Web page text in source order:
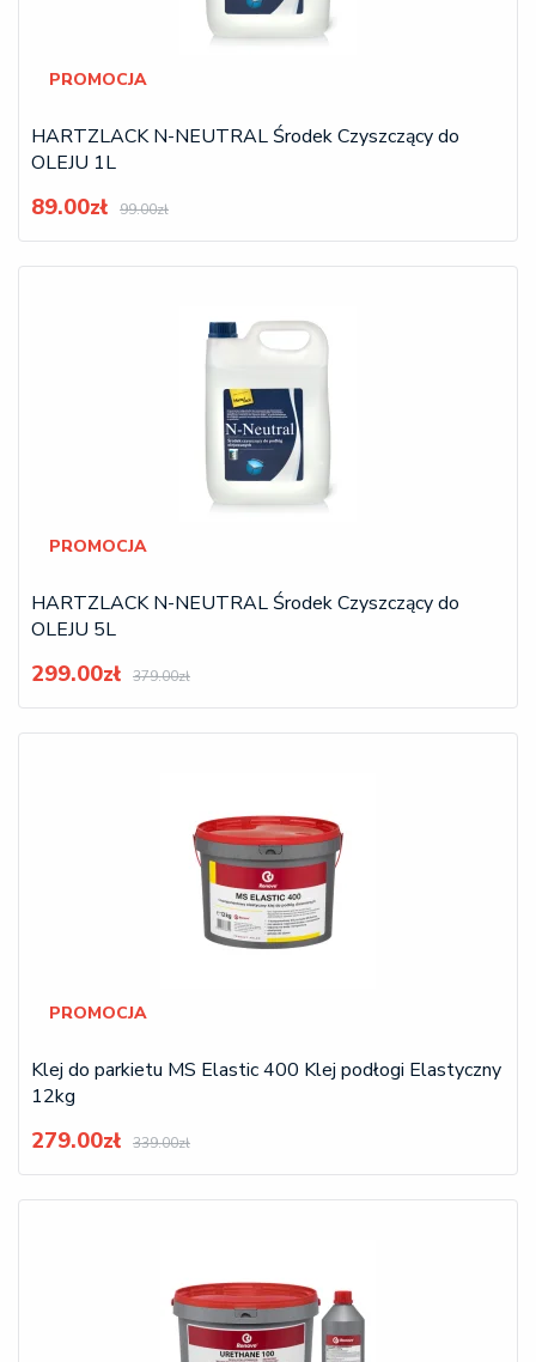
PROMOCJA
HARTZLACK N-NEUTRAL Środek Czyszczący do
OLEJU 1L
89.00zł 99.00zł
PROMOCJA
HARTZLACK N-NEUTRAL Środek Czyszczący do
OLEJU 5L
299.00zł 379.00zł
PROMOCJA
Klej do parkietu MS Elastic 400 Klej podłogi Elastyczny
12kg
279.00zł 339.00zł